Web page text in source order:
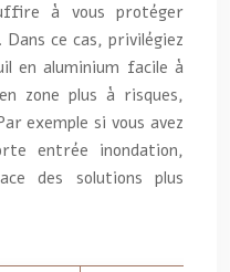
à vous protéger
ce cas, privilégiez
en aluminium facile à
zone plus à risques,
exemple si vous avez
entrée inondation,
des solutions plus